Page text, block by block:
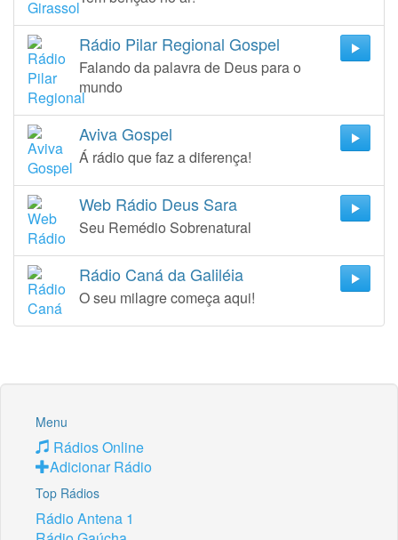
Rádio Pilar Regional Gospel
Falando da palavra de Deus para o
mundo
Aviva Gospel
Á rádio que faz a diferença!
Web Rádio Deus Sara
Seu Remédio Sobrenatural
Rádio Caná da Galiléia
O seu milagre começa aqui!
Menu
Rádios Online
Adicionar Rádio
Top Rádios
Rádio Antena 1